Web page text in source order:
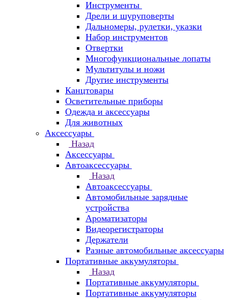
Инструменты
Дрели и шуруповерты
Дальномеры, рулетки, указки
Набор инструментов
Отвертки
Многофункциональные лопаты
Мультитулы и ножи
Другие инструменты
Канцтовары
Осветительные приборы
Одежда и аксессуары
Для животных
Аксессуары
Назад
Аксессуары
Автоаксессуары
Назад
Автоаксессуары
Автомобильные зарядные
устройства
Ароматизаторы
Видеорегистраторы
Держатели
Разные автомобильные аксессуары
Портативные аккумуляторы
Назад
Портативные аккумуляторы
Портативные аккумуляторы